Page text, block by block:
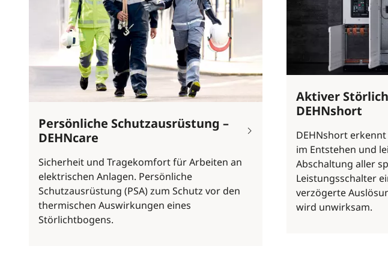
Persönliche Schutzausrüstung –
DEHNcare
Sicherheit und Tragekomfort für Arbeiten an
elektrischen Anlagen. Persönliche
Schutzausrüstung (PSA) zum Schutz vor den
thermischen Auswirkungen eines
Störlichtbogens.
Aktiver
DEHNshort
DEHNshort
im Entstehen und
Abschaltung aller
Leistungsschalter
verzögerte
wird unwirksam.